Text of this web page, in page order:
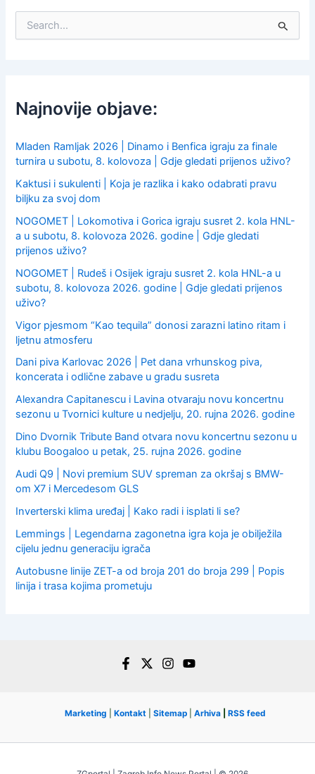
f
o
:
Najnovije objave:
Mladen Ramljak 2026 | Dinamo i Benfica igraju za finale
turnira u subotu, 8. kolovoza | Gdje gledati prijenos uživo?
Kaktusi i sukulenti | Koja je razlika i kako odabrati pravu
biljku za svoj dom
NOGOMET | Lokomotiva i Gorica igraju susret 2. kola HNL-
a u subotu, 8. kolovoza 2026. godine | Gdje gledati
prijenos uživo?
NOGOMET | Rudeš i Osijek igraju susret 2. kola HNL-a u
subotu, 8. kolovoza 2026. godine | Gdje gledati prijenos
uživo?
Vigor pjesmom “Kao tequila” donosi zarazni latino ritam i
ljetnu atmosferu
Dani piva Karlovac 2026 | Pet dana vrhunskog piva,
koncerata i odlične zabave u gradu susreta
Alexandra Capitanescu i Lavina otvaraju novu koncertnu
sezonu u Tvornici kulture u nedjelju, 20. rujna 2026. godine
Dino Dvornik Tribute Band otvara novu koncertnu sezonu u
klubu Boogaloo u petak, 25. rujna 2026. godine
Audi Q9 | Novi premium SUV spreman za okršaj s BMW-
om X7 i Mercedesom GLS
Inverterski klima uređaj | Kako radi i isplati li se?
Lemmings | Legendarna zagonetna igra koja je obilježila
cijelu jednu generaciju igrača
Autobusne linije ZET-a od broja 201 do broja 299 | Popis
linija i trasa kojima prometuju
Marketing Kontakt Sitemap Arhiva RSS feed